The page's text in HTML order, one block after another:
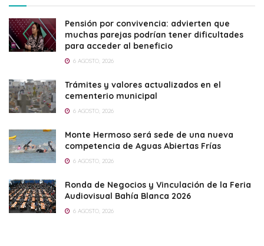
Pensión por convivencia: advierten que
muchas parejas podrían tener dificultades
para acceder al beneficio
6 AGOSTO, 2026
Trámites y valores actualizados en el
cementerio municipal
6 AGOSTO, 2026
Monte Hermoso será sede de una nueva
competencia de Aguas Abiertas Frías
6 AGOSTO, 2026
Ronda de Negocios y Vinculación de la Feria
Audiovisual Bahía Blanca 2026
6 AGOSTO, 2026